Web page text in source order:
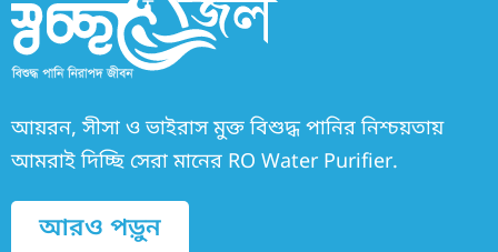
আয়রন, সীসা ও ভাইরাস মুক্ত বিশুদ্ধ পানির নিশ্চয়তায়
আমরাই দিচ্ছি সেরা মানের RO Water Purifier.
আরও পড়ুন